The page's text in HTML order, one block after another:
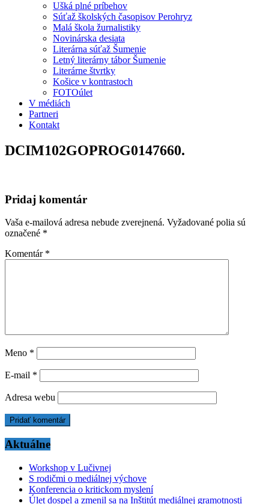
Ušká plné príbehov
Súťaž školských časopisov Perohryz
Malá škola žurnalistiky
Novinárska desiata
Literárna súťaž Šumenie
Letný literárny tábor Šumenie
Literárne štvrtky
Košice v kontrastoch
FOTOúlet
V médiách
Partneri
Kontakt
DCIM102GOPROG0147660.
Pridaj komentár
Vaša e-mailová adresa nebude zverejnená. Vyžadované polia sú
označené *
Komentár *
Meno *
E-mail *
Adresa webu
Aktuálne
Workshop v Lučivnej
S rodičmi o mediálnej výchove
Konferencia o kritickom myslení
Úlet dospel a zmenil sa na Inštitút mediálnej gramotnosti